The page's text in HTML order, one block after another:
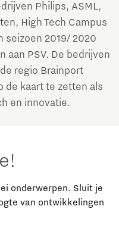
Philips, ASML,
High Tech Campus
seizoen 2019/ 2020
aan PSV. De bedrijven
regio Brainport
de kaart te zetten als
en innovatie.
onderwerpen. Sluit je
van ontwikkelingen